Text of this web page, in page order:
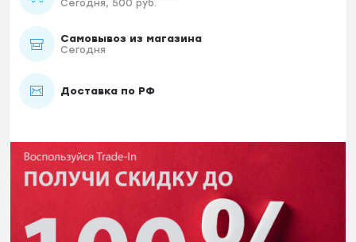
Сегодня, 500 руб.
Самовывоз из магазина
Сегодня
Доставка по РФ